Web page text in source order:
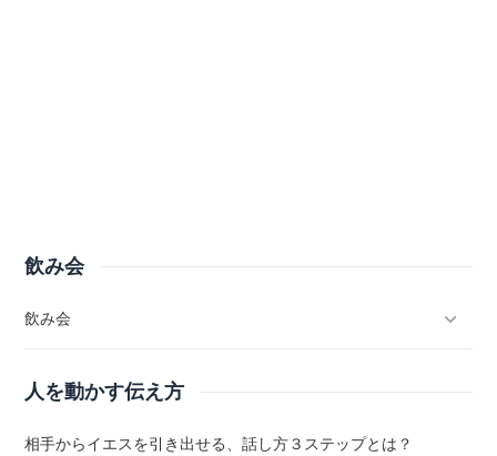
飲み会
飲み会
人を動かす伝え方
相手からイエスを引き出せる、話し方３ステップとは？